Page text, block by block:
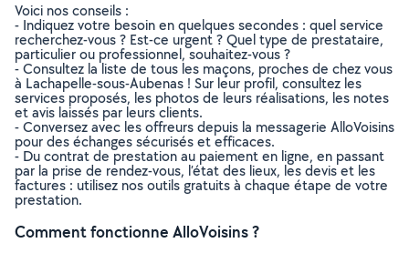
Voici nos conseils :
- Indiquez votre besoin en quelques secondes : quel service
recherchez-vous ? Est-ce urgent ? Quel type de prestataire,
particulier ou professionnel, souhaitez-vous ?
- Consultez la liste de tous les maçons, proches de chez vous
à Lachapelle-sous-Aubenas ! Sur leur profil, consultez les
services proposés, les photos de leurs réalisations, les notes
et avis laissés par leurs clients.
- Conversez avec les offreurs depuis la messagerie AlloVoisins
pour des échanges sécurisés et efficaces.
- Du contrat de prestation au paiement en ligne, en passant
par la prise de rendez-vous, l’état des lieux, les devis et les
factures : utilisez nos outils gratuits à chaque étape de votre
prestation.
Comment fonctionne AlloVoisins ?